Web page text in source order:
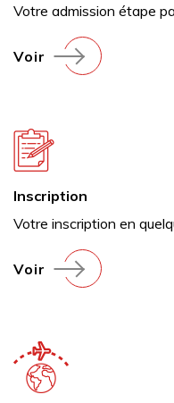
Votre admission étape
Voir
Inscription
Votre inscription en
Voir